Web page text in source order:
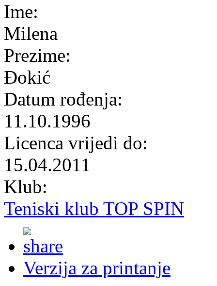
Ime:
Milena
Prezime:
Đokić
Datum rođenja:
11.10.1996
Licenca vrijedi do:
15.04.2011
Klub:
Teniski klub TOP SPIN
Verzija za printanje